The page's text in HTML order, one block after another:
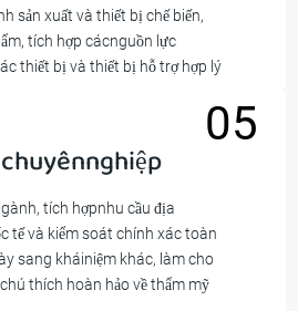
sản xuất và thiết bị chế biến,
tích hợp cácnguồn lực
thiết bị và thiết bị hỗ trợ hợp lý
tích hợpnhu cầu địa
tế và kiểm soát chính xác toàn
sang kháiniệm khác, làm cho
thích hoàn hảo về thẩm mỹ
05